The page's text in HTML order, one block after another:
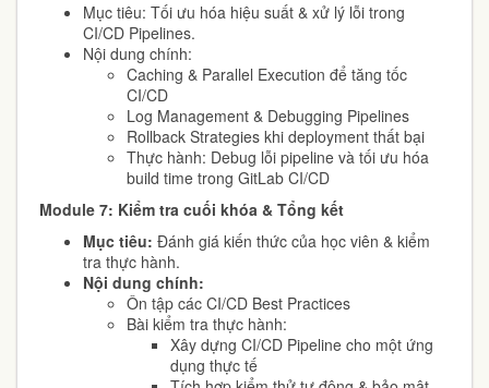
Mục tiêu: Tối ưu hóa hiệu suất & xử lý lỗi trong
CI/CD Pipelines.
Nội dung chính:
Caching & Parallel Execution để tăng tốc
CI/CD
Log Management & Debugging Pipelines
Rollback Strategies khi deployment thất bại
Thực hành: Debug lỗi pipeline và tối ưu hóa
build time trong GitLab CI/CD
Module 7: Kiểm tra cuối khóa & Tổng kết
Mục tiêu: Đánh giá kiến thức của học viên & kiểm
tra thực hành.
Nội dung chính:
Ôn tập các CI/CD Best Practices
Bài kiểm tra thực hành:
Xây dựng CI/CD Pipeline cho một ứng
dụng thực tế